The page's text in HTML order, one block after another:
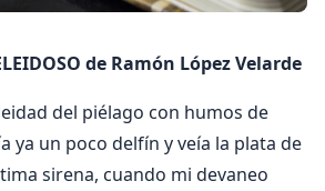
de Ramón López Velarde
del piélago con humos de
ya un poco delfín y veía la plata de
sirena, cuando mi devaneo